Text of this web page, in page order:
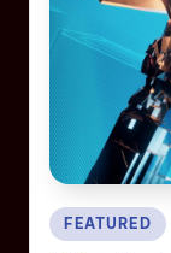
FEATURED